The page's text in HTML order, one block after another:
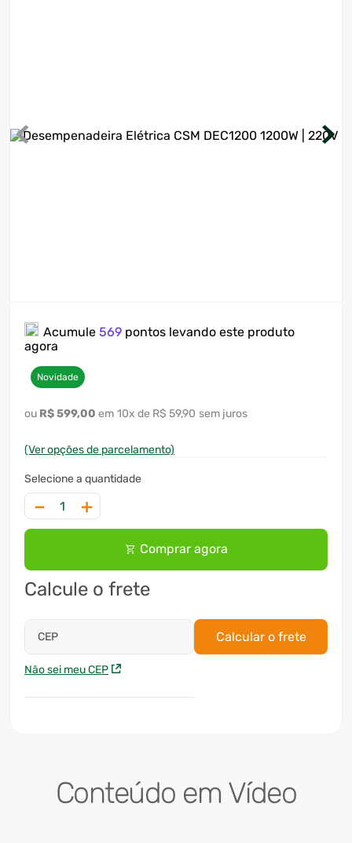
Acumule 569 pontos levando este produto
agora
Novidade
R$599,00 10x R$ 59,90 sem juros
(Ver opções de parcelamento)
＋
－
Comprar agora
Calcule o frete
CEP
Não sei meu CEP
Calcular o frete
Conteúdo em Vídeo